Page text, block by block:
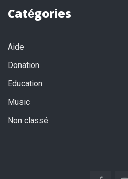
Catégories
Aide
Donation
Education
Music
Non classé